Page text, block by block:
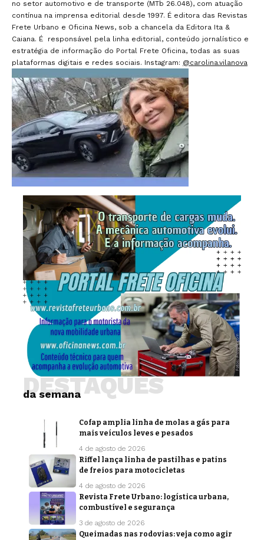
no setor automotivo e de transporte (MTb 26.048), com atuação
contínua na imprensa editorial desde 1997. É editora das Revistas
Frete Urbano e Oficina News, sob a chancela da Editora Ita &
Caiana. É responsável pela linha editorial, conteúdo jornalístico e
estratégia de informação do Portal Frete Oficina, todas as suas
plataformas digitais e redes sociais. Instagram: @carolina.vilanova
da semana
DESTAQUES
Cofap amplia linha de molas a gás para
mais veículos leves e pesados
4 de agosto de 2026
Riffel lança linha de pastilhas e patins
de freios para motocicletas
4 de agosto de 2026
Revista Frete Urbano: logística urbana,
combustível e segurança
3 de agosto de 2026
Queimadas nas rodovias: veja como agir